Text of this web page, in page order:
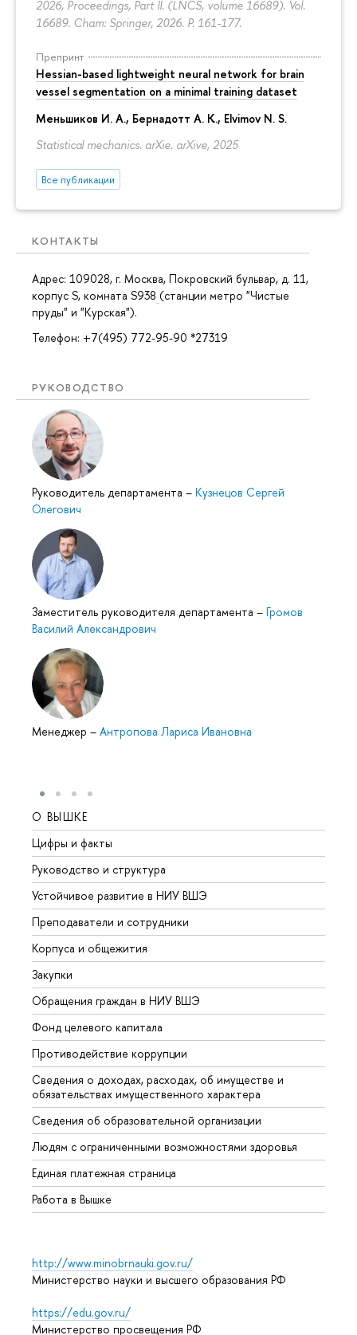
2026, Proceedings, Part II. (LNCS, volume 16689). Vol.
16689. Cham: Springer, 2026. P. 161-177.
Препринт
Hessian-based lightweight neural network for brain
vessel segmentation on a minimal training dataset
Меньшиков И. А., Бернадотт А. К., Elvimov N. S.
Statistical mechanics. arXie. arXive, 2025
Все публикации
КОНТАКТЫ
Адрес: 109028, г. Москва, Покровский бульвар, д. 11,
корпус S, комната S938 (станции метро "Чистые
пруды" и "Курская").
Телефон: +7(495) 772-95-90 *27319
РУКОВОДСТВО
Руководитель департамента – Кузнецов Сергей
Олегович
Заместитель руководителя департамента – Громов
Василий Александрович
Менеджер – Антропова Лариса Ивановна
О ВЫШКЕ
Цифры и факты
Руководство и структура
Устойчивое развитие в НИУ ВШЭ
Преподаватели и сотрудники
Корпуса и общежития
Закупки
Обращения граждан в НИУ ВШЭ
Фонд целевого капитала
Противодействие коррупции
Сведения о доходах, расходах, об имуществе и
обязательствах имущественного характера
Сведения об образовательной организации
Людям с ограниченными возможностями здоровья
Единая платежная страница
Работа в Вышке
http://www.minobrnauki.gov.ru/
Министерство науки и высшего образования РФ
https://edu.gov.ru/
Министерство просвещения РФ